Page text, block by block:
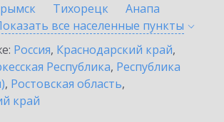
Тихорецк
Анапа
все населенные пункты
Россия, Краснодарский край,
Республика, Республика
, Ростовская область,
край